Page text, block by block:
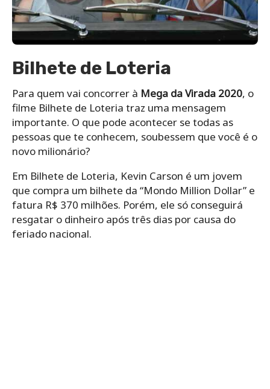
Bilhete de Loteria
Para quem vai concorrer à Mega da Virada 2020, o
filme Bilhete de Loteria traz uma mensagem
importante. O que pode acontecer se todas as
pessoas que te conhecem, soubessem que você é o
novo milionário?
Em Bilhete de Loteria, Kevin Carson é um jovem
que compra um bilhete da “Mondo Million Dollar” e
fatura R$ 370 milhões. Porém, ele só conseguirá
resgatar o dinheiro após três dias por causa do
feriado nacional.